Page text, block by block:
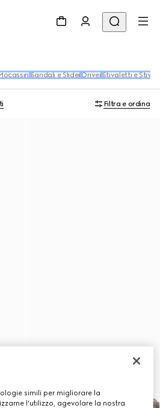
Sandali e Slider Driver Stivaletti e Stivali
Filtra e ordina
simili per migliorare la
l'utilizzo, agevolare la nostra